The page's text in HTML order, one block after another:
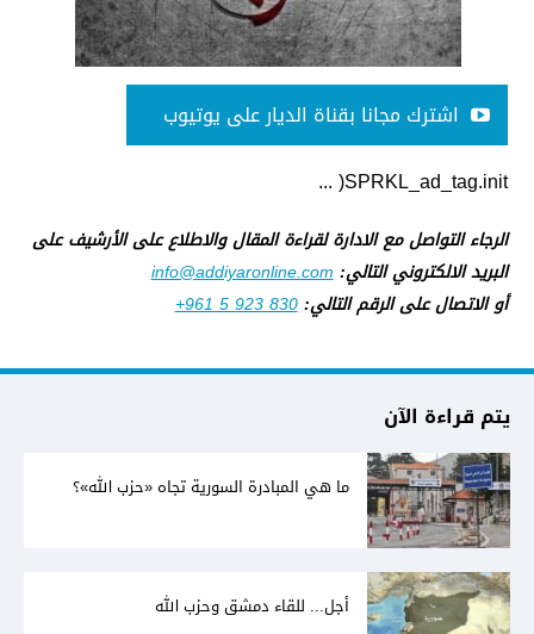
اشترك مجانا بقناة الديار على يوتيوب
SPRKL_ad_tag.init( ...
الرجاء التواصل مع الادارة لقراءة المقال والاطلاع على الأرشيف على
البريد الالكتروني التالي:info@addiyaronline.com
أو الاتصال على الرقم التالي:+961 5 923 830
يتم قراءة الآن
ما هي المبادرة السورية تجاه «حزب الله»؟
أجل... للقاء دمشق وحزب الله